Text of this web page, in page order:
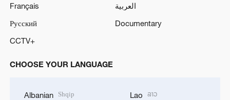
Français
العربية
Русский
Documentary
CCTV+
CHOOSE YOUR LANGUAGE
Albanian Shqip Lao ລາວ